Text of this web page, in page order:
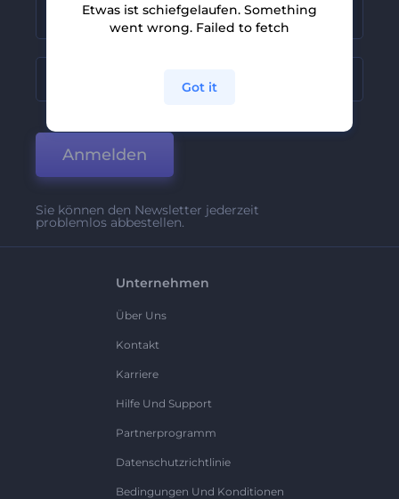
Anmelden
Sie können den Newsletter jederzeit
problemlos abbestellen.
Unternehmen
Über Uns
Kontakt
Karriere
Hilfe Und Support
Partnerprogramm
Datenschutzrichtlinie
Bedingungen Und Konditionen
Etwas ist schiefgelaufen. Something
went wrong. Failed to fetch
Got it